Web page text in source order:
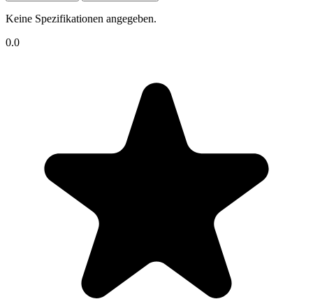
Keine Spezifikationen angegeben.
0.0